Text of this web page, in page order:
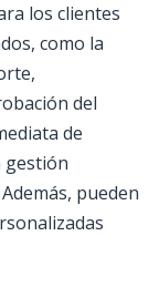
los clientes
como la
del
de
gestión
pueden